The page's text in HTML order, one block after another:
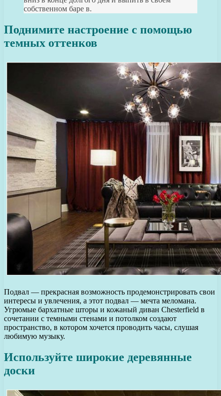
собственном баре в.
Поднимите настроение с помощью
темных оттенков
Подвал — прекрасная возможность продемонстрировать свои
интересы и увлечения, а этот подвал — мечта меломана.
Угрюмые бархатные шторы и кожаный диван Chesterfield в
сочетании с темными стенами и потолком создают
пространство, в котором хочется проводить часы, слушая
любимую музыку.
Используйте широкие деревянные
доски